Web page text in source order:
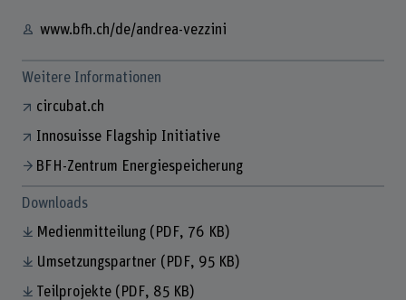
www.bfh.ch/de/andrea-vezzini
Weitere Informationen
circubat.ch
Innosuisse Flagship Initiative
BFH-Zentrum Energiespeicherung
Downloads
Medienmitteilung (PDF, 76 KB)
Umsetzungspartner (PDF, 95 KB)
Teilprojekte (PDF, 85 KB)